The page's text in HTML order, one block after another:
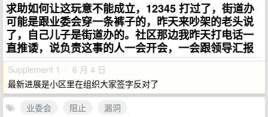
求助如何让这玩意不能成立，12345 打过了，街道办
可能是跟业委会穿一条裤子的，昨天来吵架的老头说
了，自己儿子是街道办的。社区那边我昨天打电话一
直推诿，说负责这事的人一会开会，一会跟领导汇报
Supplement 1 · 6 月 4 日
最新进展是小区里在组织大家签字反对了
业委会
阻止
漏洞